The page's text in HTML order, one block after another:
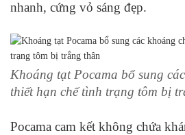
nhanh, cứng vỏ sáng đẹp.
Khoáng tạt Pocama bổ sung
thiết hạn chế tình trạng tôm bị
Pocama cam kết không chứa